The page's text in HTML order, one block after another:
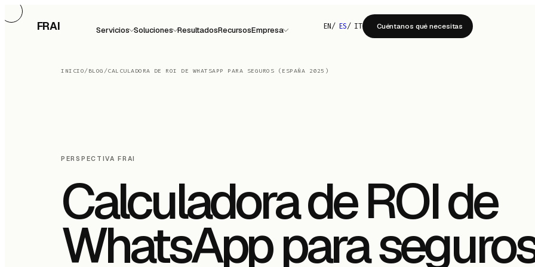
FRAI Servicios Soluciones ResultadosRecursosEmpresa EN/ ES/ IT Cuéntanos qué necesitas
INICIO/ BLOG /CALCULADORA DE ROI DE WHATSAPP PARA SEGUROS (ESPAÑA 2025)
PERSPECTIVA FRAI
Calculadora de ROI de
WhatsApp para